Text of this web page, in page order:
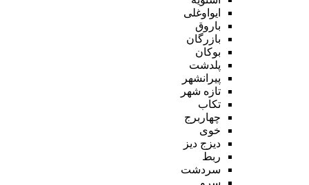
ایواوغلی
باروق
بازرگان
بوکان
پلدشت
پیرانشهر
تازه شهر
تکاب
چهاربرج
خوی
دیزج دیز
ربط
سردشت
سرو